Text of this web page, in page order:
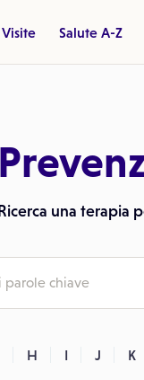
Visite Salute A-Z
Ricerca una terapia
H I J K